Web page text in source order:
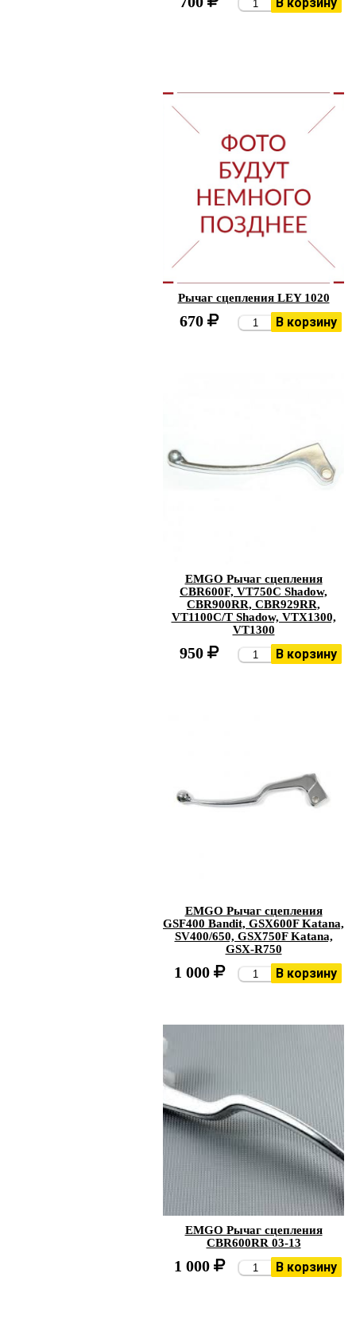
Рычаг сцепления LEY 1020
670 В корзину
EMGO Рычаг сцепления
CBR600F, VT750C Shadow,
CBR900RR, CBR929RR,
VT1100C/T Shadow, VTX1300,
VT1300
950 В корзину
EMGO Рычаг сцепления
GSF400 Bandit, GSX600F Katana,
SV400/650, GSX750F Katana,
GSX-R750
1 000 В корзину
EMGO Рычаг сцепления
CBR600RR 03-13
1 000 В корзину